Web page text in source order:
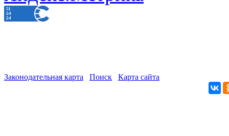
Законодательная карта Поиск Карта сайта